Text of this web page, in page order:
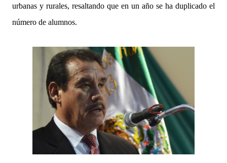
urbanas y rurales, resaltando que en un año se ha duplicado el
número de alumnos.